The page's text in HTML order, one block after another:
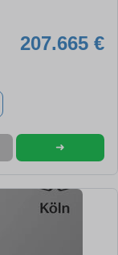
207.665 €
➜